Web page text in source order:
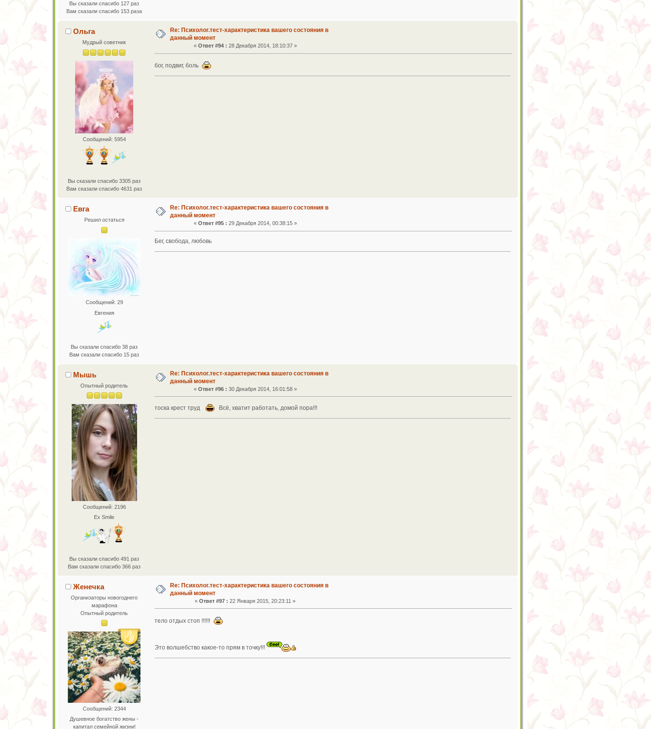
Вы сказали спасибо 127 раз
Вам сказали спасибо 153 раза
Ольга
Мудрый советник
Сообщений: 5954
Вы сказали спасибо 3305 раз
Вам сказали спасибо 4631 раз
Re: Психолог.тест-характеристика вашего состояния в
данный момент
« Ответ #94 : 28 Декабря 2014, 18:10:37 »
бог, подвиг, боль
Евга
Решил остаться
Сообщений: 29
Евгения
Вы сказали спасибо 38 раз
Вам сказали спасибо 15 раз
Re: Психолог.тест-характеристика вашего состояния в
данный момент
« Ответ #95 : 29 Декабря 2014, 00:38:15 »
Бег, свобода, любовь
Мышь
Опытный родитель
Сообщений: 2196
Ex Smile
Вы сказали спасибо 491 раз
Вам сказали спасибо 366 раз
Re: Психолог.тест-характеристика вашего состояния в
данный момент
« Ответ #96 : 30 Декабря 2014, 16:01:58 »
тоска крест труд Всё, хватит работать, домой пора!!!
Женечка
Организаторы новогоднего
марафона
Опытный родитель
Сообщений: 2344
Душевное богатство жены -
капитал семейной жизни!
Re: Психолог.тест-характеристика вашего состояния в
данный момент
«Ответ #97 : 22 Января 2015, 20:23:11 »
тело отдых стоп !!!!!!
Это волшебство какое-то прям в точку!!!